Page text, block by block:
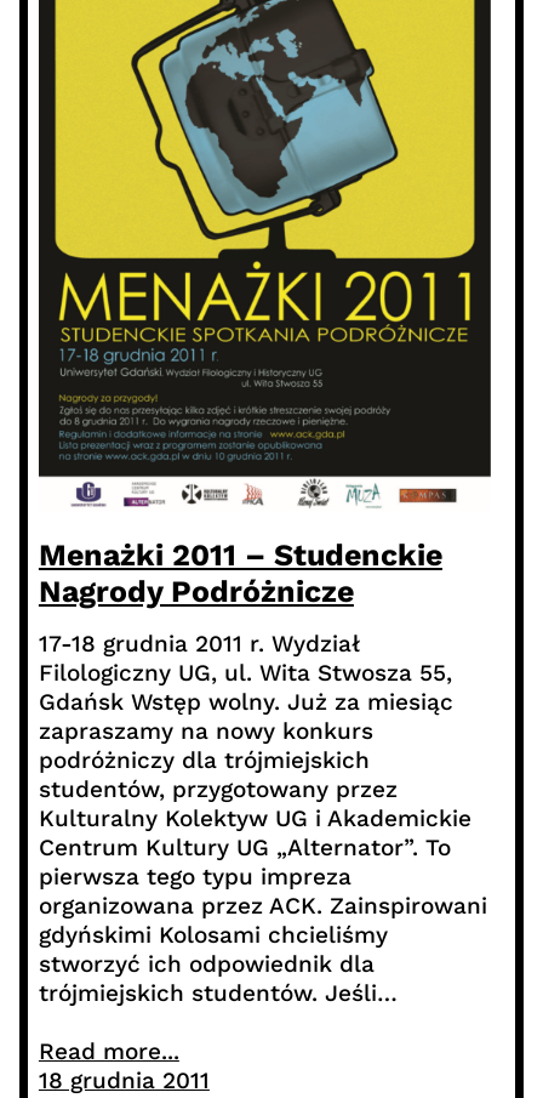
Menażki 2011 – Studenckie
Nagrody Podróżnicze
17-18 grudnia 2011 r. Wydział
Filologiczny UG, ul. Wita Stwosza 55,
Gdańsk Wstęp wolny. Już za miesiąc
zapraszamy na nowy konkurs
podróżniczy dla trójmiejskich
studentów, przygotowany przez
Kulturalny Kolektyw UG i Akademickie
Centrum Kultury UG „Alternator”. To
pierwsza tego typu impreza
organizowana przez ACK. Zainspirowani
gdyńskimi Kolosami chcieliśmy
stworzyć ich odpowiednik dla
trójmiejskich studentów. Jeśli…
Read more...
18 grudnia 2011